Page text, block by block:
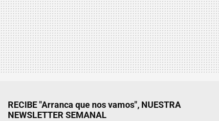
RECIBE "Arranca que nos vamos", NUESTRA
NEWSLETTER SEMANAL